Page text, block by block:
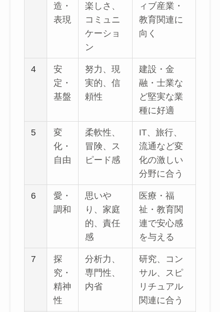
造・
表現
楽しさ、
コミュニ
ケーショ
ン
ィブ産業・
教育関連に
向く
4
安
定・
基盤
努力、現
実的、信
頼性
建設・金
融・士業な
ど堅実な業
種に好適
5
変
化・
自由
柔軟性、
冒険、ス
ピード感
IT、旅行、
流通など変
化の激しい
分野に合う
6
愛・
調和
思いや
り、家庭
的、責任
感
医療・福
祉・教育関
連で安心感
を与える
7
探
究・
精神
性
分析力、
専門性、
内省
研究、コン
サル、スピ
リチュアル
関連に合う